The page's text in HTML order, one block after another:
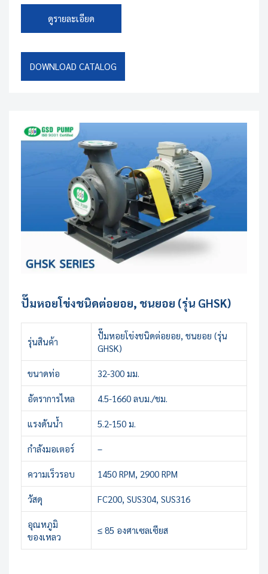
ดูรายละเอียด
DOWNLOAD CATALOG
ปั๊มหอยโข่งชนิดต่อยอย, ชนยอย (รุ่น GHSK)
รุ่นสินค้า
ปั๊มหอยโข่งชนิดต่อยอย, ชนยอย (รุ่น
GHSK)
ขนาดท่อ 32-300 มม.
อัตราการไหล 4.5-1660 ลบม./ชม.
แรงดันน้ำ 5.2-150 ม.
กำลังมอเตอร์ –
ความเร็วรอบ 1450 RPM, 2900 RPM
วัสดุ FC200, SUS304, SUS316
อุณหภูมิ
ของเหลว
≤ 85 องศาเซลเซียส